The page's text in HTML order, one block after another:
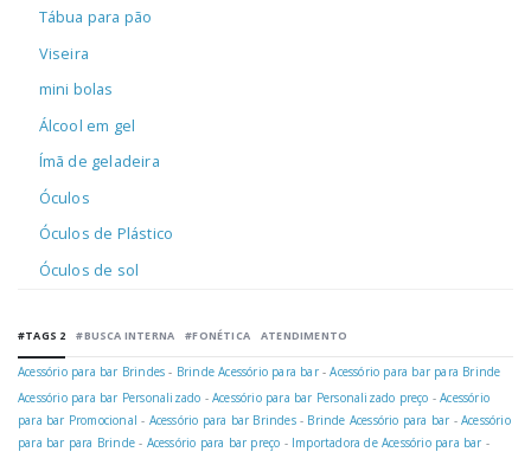
Tábua para pão
Viseira
mini bolas
Álcool em gel
Ímã de geladeira
Óculos
Óculos de Plástico
Óculos de sol
#TAGS 2 #BUSCA INTERNA #FONÉTICA ATENDIMENTO
Acessório para bar Brindes - Brinde Acessório para bar-Acessório para bar para Brinde
Acessório para bar Personalizado -Acessório para bar Personalizado preço -Acessório
para bar Promocional - Acessório para bar Brindes- Brinde Acessório para bar -Acessório
para bar para Brinde - Acessório para bar preço - Importadora de Acessório para bar -